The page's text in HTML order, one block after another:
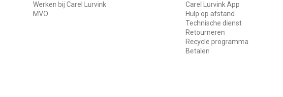
Werken bij Carel Lurvink
MVO
Carel Lurvink App
Hulp op afstand
Technische dienst
Retourneren
Recycle programma
Betalen